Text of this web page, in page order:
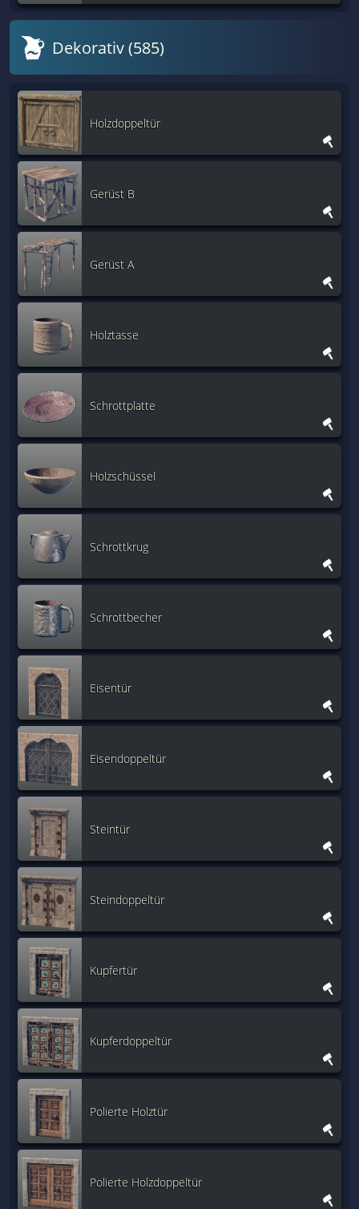
Dekorativ (585)
Holzdoppeltür
Gerüst B
Gerüst A
Holztasse
Schrottplatte
Holzschüssel
Schrottkrug
Schrottbecher
Eisentür
Eisendoppeltür
Steintür
Steindoppeltür
Kupfertür
Kupferdoppeltür
Polierte Holztür
Polierte Holzdoppeltür